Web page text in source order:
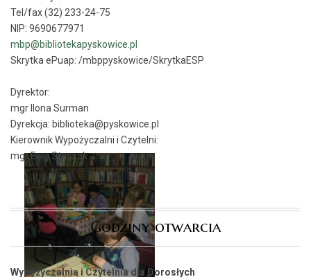
Tel/fax (32) 233-24-75
NIP: 9690677971
mbp@bibliotekapyskowice.pl
Skrytka ePuap: /mbppyskowice/SkrytkaESP
Dyrektor:
mgr Ilona Surman
Dyrekcja: biblioteka@pyskowice.pl
Kierownik Wypożyczalni i Czytelni:
mgr Ewa Staszak
Godziny otwarcia
Wypożyczalnia i Czytelnia dla Dorosłych